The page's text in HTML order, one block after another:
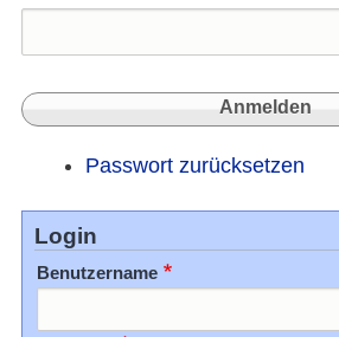
Passwort zurücksetzen
Login
Benutzername